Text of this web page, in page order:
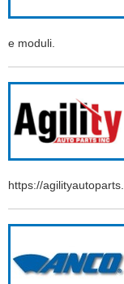
e moduli.
https://